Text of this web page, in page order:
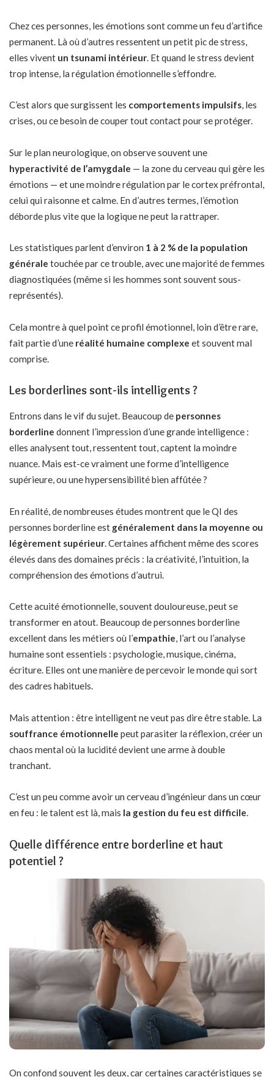
Chez ces personnes, les émotions sont comme un feu d’artifice
permanent. Là où d’autres ressentent un petit pic de stress,
elles vivent un tsunami intérieur. Et quand le stress devient
trop intense, la régulation émotionnelle s’effondre.
C’est alors que surgissent les comportements impulsifs, les
crises, ou ce besoin de couper tout contact pour se protéger.
Sur le plan neurologique, on observe souvent une
hyperactivité de l’amygdale — la zone du cerveau qui gère les
émotions — et une moindre régulation par le cortex préfrontal,
celui qui raisonne et calme. En d’autres termes, l’émotion
déborde plus vite que la logique ne peut la rattraper.
Les statistiques parlent d’environ 1 à 2 % de la population
générale touchée par ce trouble, avec une majorité de femmes
diagnostiquées (même si les hommes sont souvent sous-
représentés).
Cela montre à quel point ce profil émotionnel, loin d’être rare,
fait partie d’une réalité humaine complexe et souvent mal
comprise.
Les borderlines sont-ils intelligents ?
Entrons dans le vif du sujet. Beaucoup de personnes
borderline donnent l’impression d’une grande intelligence :
elles analysent tout, ressentent tout, captent la moindre
nuance. Mais est-ce vraiment une forme d’intelligence
supérieure, ou une hypersensibilité bien affûtée ?
En réalité, de nombreuses études montrent que le QI des
personnes borderline est généralement dans la moyenne ou
légèrement supérieur. Certaines affichent même des scores
élevés dans des domaines précis : la créativité, l’intuition, la
compréhension des émotions d’autrui.
Cette acuité émotionnelle, souvent douloureuse, peut se
transformer en atout. Beaucoup de personnes borderline
excellent dans les métiers où l’empathie, l’art ou l’analyse
humaine sont essentiels : psychologie, musique, cinéma,
écriture. Elles ont une manière de percevoir le monde qui sort
des cadres habituels.
Mais attention : être intelligent ne veut pas dire être stable. La
souffrance émotionnelle peut parasiter la réflexion, créer un
chaos mental où la lucidité devient une arme à double
tranchant.
C’est un peu comme avoir un cerveau d’ingénieur dans un cœur
en feu : le talent est là, mais la gestion du feu est difficile.
Quelle différence entre borderline et haut
potentiel ?
On confond souvent les deux, car certaines caractéristiques se